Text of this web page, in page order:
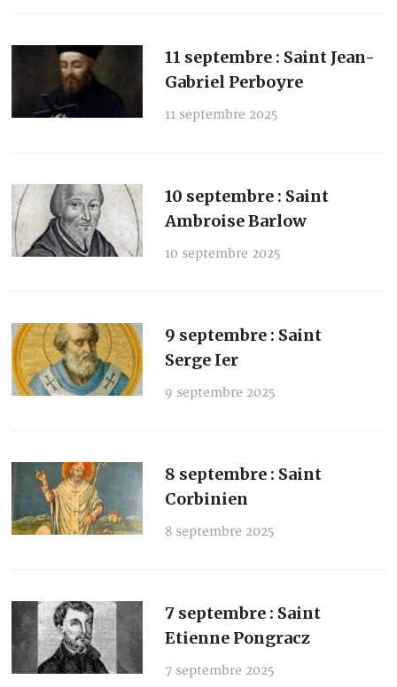
11 septembre : Saint Jean-
Gabriel Perboyre
11 septembre 2025
10 septembre : Saint
Ambroise Barlow
10 septembre 2025
9 septembre : Saint
Serge Ier
9 septembre 2025
8 septembre : Saint
Corbinien
8 septembre 2025
7 septembre : Saint
Etienne Pongracz
7 septembre 2025